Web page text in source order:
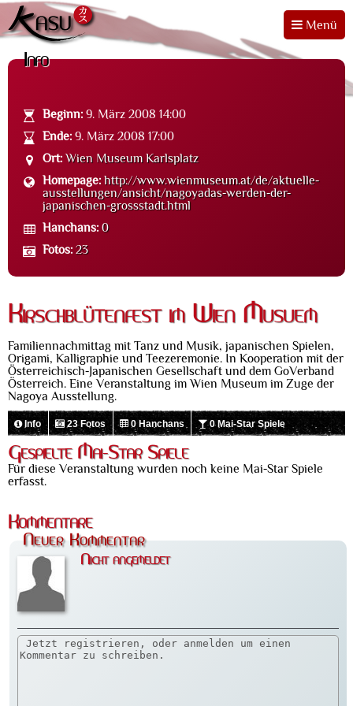
Menü
Info
Beginn: 9. März 2008 14:00
Ende: 9. März 2008 17:00
Ort: Wien Museum Karlsplatz
Homepage: http://www.wienmuseum.at/de/aktuelle-
ausstellungen/ansicht/nagoyadas-werden-der-
japanischen-grossstadt.html
Hanchans: 0
Fotos: 23
Kirschblütenfest im Wien Musuem
Familiennachmittag mit Tanz und Musik, japanischen Spielen,
Origami, Kalligraphie und Teezeremonie. In Kooperation mit der
Österreichisch-Japanischen Gesellschaft und dem GoVerband
Österreich. Eine Veranstaltung im Wien Museum im Zuge der
Nagoya Ausstellung.
Info 23 Fotos 0 Hanchans 0 Mai-Star Spiele
Gespielte Mai-Star Spiele
Für diese Veranstaltung wurden noch keine Mai-Star Spiele
erfasst.
Kommentare
Neuer Kommentar
Nicht angemeldet